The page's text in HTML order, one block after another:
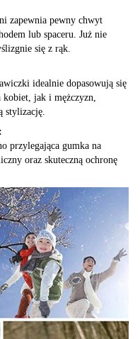
zapewnia pewny chwyt
lub spaceru. Już nie
się z rąk.
idealnie dopasowują się
kobiet, jak i mężczyzn,
stylizację.
przylegająca gumka na
oraz skuteczną ochronę